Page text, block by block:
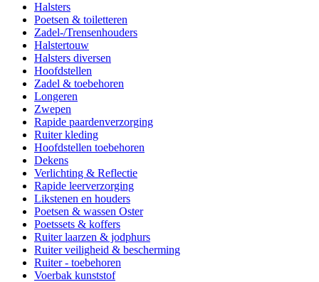
Halsters
Poetsen & toiletteren
Zadel-/Trensenhouders
Halstertouw
Halsters diversen
Hoofdstellen
Zadel & toebehoren
Longeren
Zwepen
Rapide paardenverzorging
Ruiter kleding
Hoofdstellen toebehoren
Dekens
Verlichting & Reflectie
Rapide leerverzorging
Likstenen en houders
Poetsen & wassen Oster
Poetssets & koffers
Ruiter laarzen & jodphurs
Ruiter veiligheid & bescherming
Ruiter - toebehoren
Voerbak kunststof